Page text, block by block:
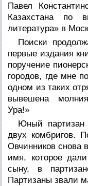
Павел
Казахстана по
литература» в
Поиски
первые издания
поручение
городов, где мне
одном из таких
вывешена
Ура!»
Юный партизан
двух комбригов.
Овчинников снова
имя, которое
сыну, в
Партизаны звали